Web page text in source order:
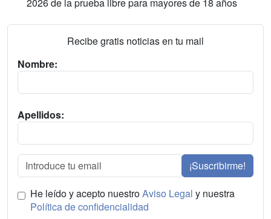
Recibe gratis noticias en tu mail
Nombre:
Apellidos:
¡Suscribirme!
He leído y acepto nuestroAviso Legal y nuestra
Política de confidencialidad